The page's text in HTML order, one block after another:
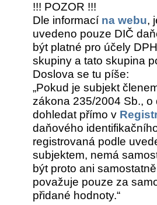
!!! POZOR !!!
Dle informací na webu,
uvedeno pouze DIČ
být platné pro účely
skupiny a tato skupina
Doslova se tu píše:
Pokud je subjekt
zákona 235/2004 Sb., o
dohledat přímo v
daňového
registrovaná podle
subjektem, nemá
být proto ani
považuje pouze za
přidané hodnoty.